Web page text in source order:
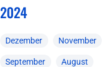
2024
Dezember November
September August